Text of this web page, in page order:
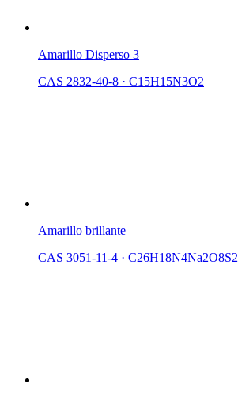
Amarillo Disperso 3
CAS 2832-40-8 · C15H15N3O2
Amarillo brillante
CAS 3051-11-4 · C26H18N4Na2O8S2